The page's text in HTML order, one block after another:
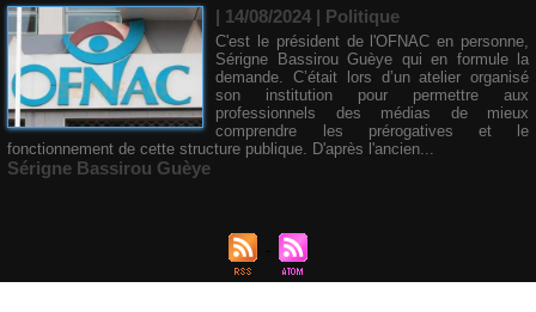
| 14/08/2024 | Politique
C'est le président de l'OFNAC en personne,
Sérigne Bassirou Guèye qui en formule la
demande. C’était lors d’un atelier organisé
son institution pour permettre aux
professionnels des médias de mieux
comprendre les prérogatives et le
fonctionnement de cette structure publique. D'après l'ancien...
Sérigne Bassirou Guèye